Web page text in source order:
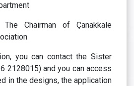
Chairman of Çanakkale
you can contact the Sister
2128015) and you can access
in the designs, the application